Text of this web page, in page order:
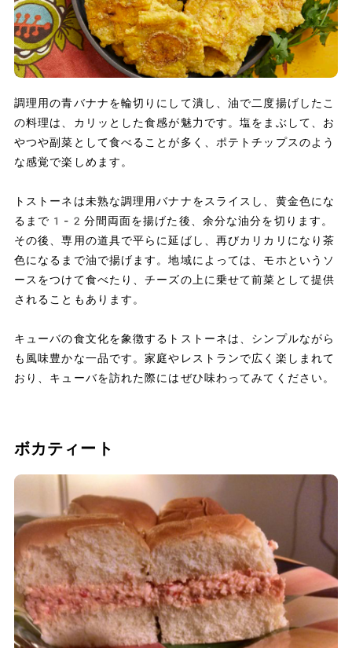
調理用の青バナナを輪切りにして潰し、油で二度揚げしたこ
の料理は、カリッとした食感が魅力です。塩をまぶして、お
やつや副菜として食べることが多く、ポテトチップスのよう
な感覚で楽しめます。
トストーネは未熟な調理用バナナをスライスし、黄金色にな
るまで1-2分間両面を揚げた後、余分な油分を切ります。
その後、専用の道具で平らに延ばし、再びカリカリになり茶
色になるまで油で揚げます。地域によっては、モホというソ
ースをつけて食べたり、チーズの上に乗せて前菜として提供
されることもあります。
キューバの食文化を象徴するトストーネは、シンプルながら
も風味豊かな一品です。家庭やレストランで広く楽しまれて
おり、キューバを訪れた際にはぜひ味わってみてください。
ボカティート